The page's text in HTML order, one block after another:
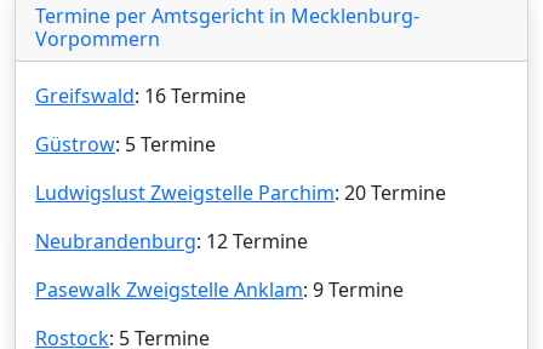
Termine per Amtsgericht in Mecklenburg-
Vorpommern
Greifswald: 16 Termine
Güstrow: 5 Termine
Ludwigslust Zweigstelle Parchim: 20 Termine
Neubrandenburg: 12 Termine
Pasewalk Zweigstelle Anklam: 9 Termine
Rostock: 5 Termine